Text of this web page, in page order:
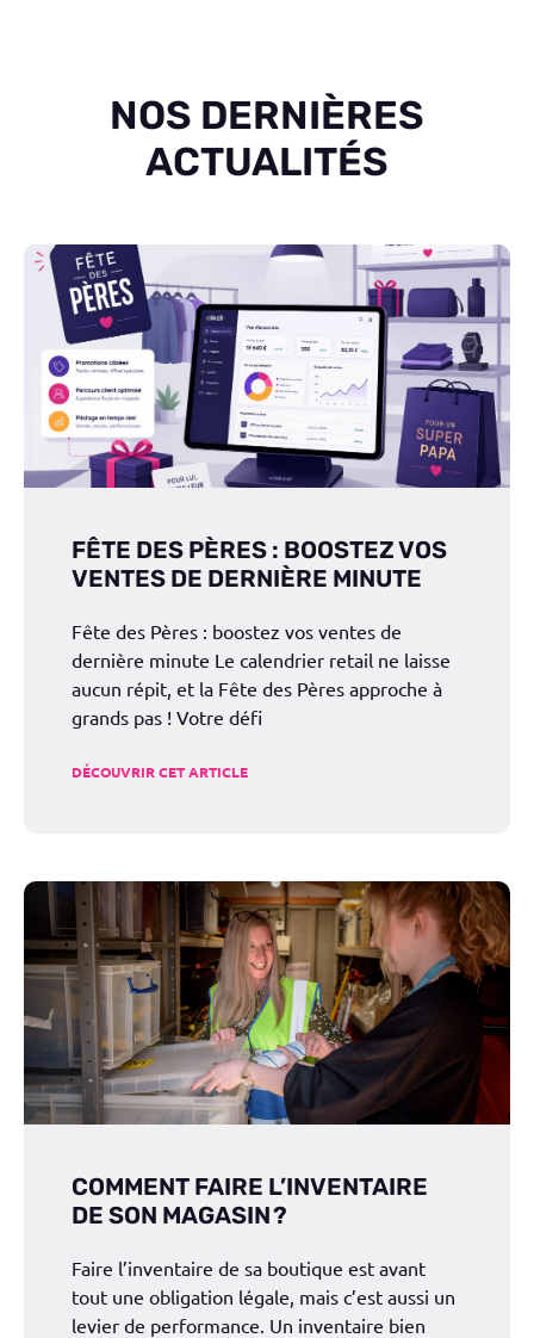
NOS DERNIÈRES
ACTUALITÉS
FÊTE DES PÈRES : BOOSTEZ VOS
VENTES DE DERNIÈRE MINUTE
Fête des Pères : boostez vos ventes de
dernière minute Le calendrier retail ne laisse
aucun répit, et la Fête des Pères approche à
grands pas ! Votre défi
DÉCOUVRIR CET ARTICLE
COMMENT FAIRE L’INVENTAIRE
DE SON MAGASIN ?
Faire l’inventaire de sa boutique est avant
tout une obligation légale, mais c’est aussi un
levier de performance. Un inventaire bien